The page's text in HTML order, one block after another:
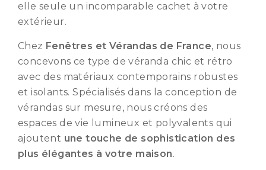
elle seule un incomparable cachet à votre
extérieur.
Chez Fenêtres et Vérandas de France, nous
concevons ce type de véranda chic et rétro
avec des matériaux contemporains robustes
et isolants. Spécialisés dans la conception de
vérandas sur mesure, nous créons des
espaces de vie lumineux et polyvalents qui
ajoutent une touche de sophistication des
plus élégantes à votre maison.